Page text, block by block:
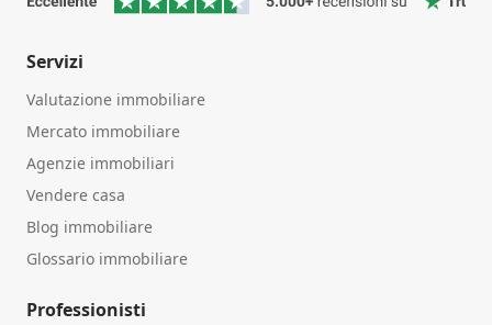
Servizi
Valutazione immobiliare
Mercato immobiliare
Agenzie immobiliari
Vendere casa
Blog immobiliare
Glossario immobiliare
Professionisti